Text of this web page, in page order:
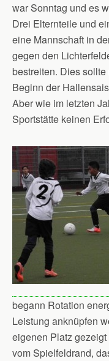
war Sonntag und es
Drei Elternteile und
eine Mannschaft in
gegen den
bestreiten. Dies
Beginn der
Aber wie im letzten
Sportstätte keinen
begann Rotation
Leistung anknüpfen
eigenen Platz
vom Spielfeldrand,